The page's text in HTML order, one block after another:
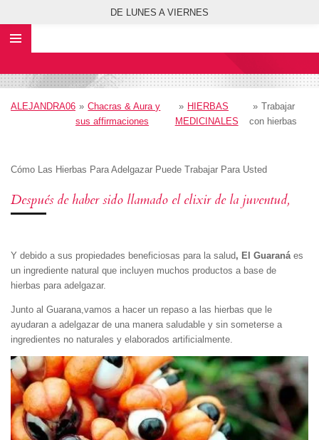
contenido
DE LUNES A VIERNES
ALEJANDRA06 » Chacras & Aura y
sus affirmaciones
» HIERBAS
MEDICINALES
» Trabajar
con hierbas
Cómo Las Hierbas Para Adelgazar Puede Trabajar Para Usted
Después de haber sido llamado el elixir de la juventud,
Y debido a sus propiedades beneficiosas para la salud, El Guaraná es
un ingrediente natural que incluyen muchos productos a base de
hierbas para adelgazar.
Junto al Guarana,vamos a hacer un repaso a las hierbas que le
ayudaran a adelgazar de una manera saludable y sin someterse a
ingredientes no naturales y elaborados artificialmente.